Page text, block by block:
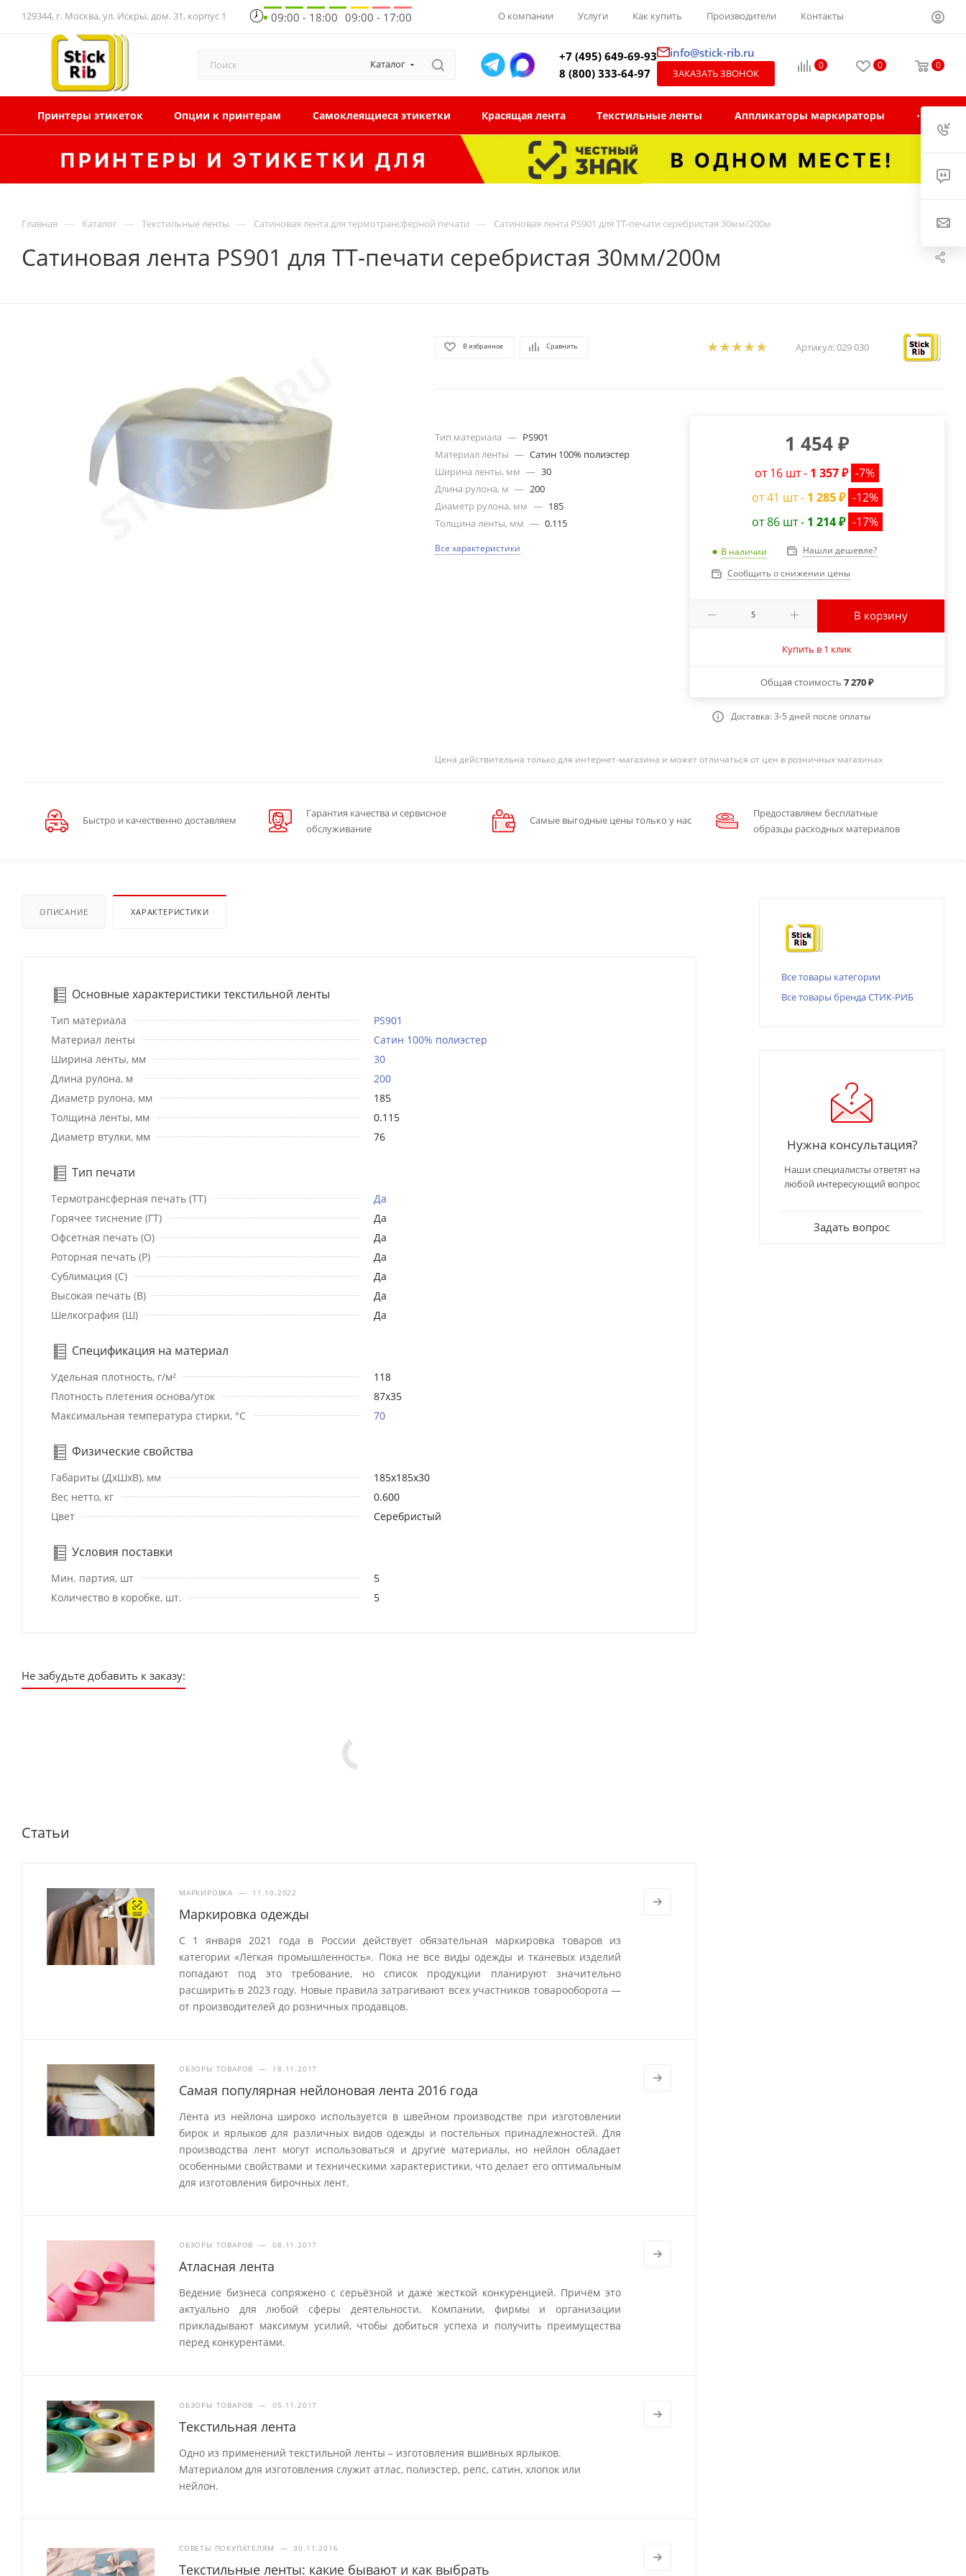
129344, г. Москва, ул. Искры, дом. 31, корпус 1 09:00 - 18:00 09:00 - 17:00 О компании Услуги Как купить Производители Контакты
Каталог
+7 (495) 649-69-93
8 (800) 333-64-97
info@stick-rib.ru
ЗАКАЗАТЬ ЗВОНОК
0 0 0
Принтеры этикеток Опции к принтерам Самоклеящиеся этикетки Красящая лента Текстильные ленты Аппликаторы маркираторы
Главная — Каталог — Текстильные ленты — Сатиновая лента для термотрансферной печати — Сатиновая лента PS901 для ТТ-печати серебристая 30мм/200м
Сатиновая лента PS901 для ТТ-печати серебристая 30мм/200м
В избранное Сравнить Артикул:029 030
Тип материала — PS901
Материал ленты — Сатин 100% полиэстер
Ширина ленты, мм — 30
Длина рулона, м — 200
Диаметр рулона, мм — 185
Толщина ленты, мм — 0.115
Все характеристики
1 454₽
от 16 шт - 1 357 ₽ -7%
от 41 шт - 1 285 ₽ -12%
от 86 шт - 1 214 ₽ -17%
В наличии
Нашли дешевле?
Сообщить о снижении цены
В корзину
Купить в 1 клик
Общая стоимость 7 270 ₽
Доставка: 3-5 дней после оплаты
Цена действительна только для интернет-магазина и может отличаться от цен в розничных магазинах
Быстро и качественно доставляем
Гарантия качества и сервисное
обслуживание
Самые выгодные цены только у нас
Предоставляем бесплатные
образцы расходных материалов
ОПИСАНИЕ ХАРАКТЕРИСТИКИ
Основные характеристики текстильной ленты
Тип материала
PS901
Материал ленты
Сатин 100% полиэстер
Ширина ленты, мм
30
Длина рулона, м
200
Диаметр рулона, мм
185
Толщина ленты, мм
0.115
Диаметр втулки, мм
76
Тип печати
Термотрансферная печать (ТТ)
Да
Горячее тиснение (ГТ)
Да
Офсетная печать (О)
Да
Роторная печать (Р)
Да
Сублимация (С)
Да
Высокая печать (В)
Да
Шелкография (Ш)
Да
Спецификация на материал
Удельная плотность, г/м²
118
Плотность плетения основа/уток
87х35
Максимальная температура стирки, °C
70
Физические свойства
Габариты (ДхШхВ), мм
185x185x30
Вес нетто, кг
0.600
Цвет
Серебристый
Условия поставки
Мин. партия, шт
5
Количество в коробке, шт.
5
Не забудьте добавить к заказу:
Статьи
МАРКИРОВКА — 11.10.2022
Маркировка одежды
С 1 января 2021 года в России действует обязательная маркировка товаров из
категории «Лёгкая промышленность». Пока не все виды одежды и тканевых изделий
попадают под это требование, но список продукции планируют значительно
расширить в 2023 году. Новые правила затрагивают всех участников товарооборота —
от производителей до розничных продавцов.
ОБЗОРЫ ТОВАРОВ — 18.11.2017
Самая популярная нейлоновая лента 2016 года
Лента из нейлона широко используется в швейном производстве при изготовлении
бирок и ярлыков для различных видов одежды и постельных принадлежностей. Для
производства лент могут использоваться и другие материалы, но нейлон обладает
особенными свойствами и техническими характеристики, что делает его оптимальным
для изготовления бирочных лент.
ОБЗОРЫ ТОВАРОВ — 08.11.2017
Атласная лента
Ведение бизнеса сопряжено с серьёзной и даже жесткой конкуренцией. Причём это
актуально для любой сферы деятельности. Компании, фирмы и организации
прикладывают максимум усилий, чтобы добиться успеха и получить преимущества
перед конкурентами.
ОБЗОРЫ ТОВАРОВ — 05.11.2017
Текстильная лента
Одно из применений текстильной ленты – изготовления вшивных ярлыков.
Материалом для изготовления служит атлас, полиэстер, репс, сатин, хлопок или
нейлон.
СОВЕТЫ ПОКУПАТЕЛЯМ — 30.11.2016
Текстильные ленты: какие бывают и как выбрать
Все товары категории
Все товары бренда СТИК-РИБ
Нужна консультация?
Наши специалисты ответят на
любой интересующий вопрос
Задать вопрос